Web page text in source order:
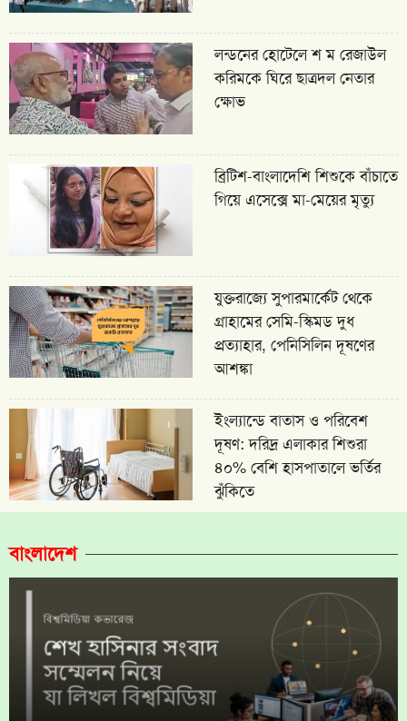
লন্ডনের হোটেলে শ ম রেজাউল
করিমকে ঘিরে ছাত্রদল নেতার
ক্ষোভ
ব্রিটিশ-বাংলাদেশি শিশুকে বাঁচাতে
গিয়ে এসেক্সে মা-মেয়ের মৃত্যু
যুক্তরাজ্যে সুপারমার্কেট থেকে
গ্রাহামের সেমি-স্কিমড দুধ
প্রত্যাহার, পেনিসিলিন দূষণের
আশঙ্কা
ইংল্যান্ডে বাতাস ও পরিবেশ
দূষণ: দরিদ্র এলাকার শিশুরা
৪০% বেশি হাসপাতালে ভর্তির
ঝুঁকিতে
বাংলাদেশ